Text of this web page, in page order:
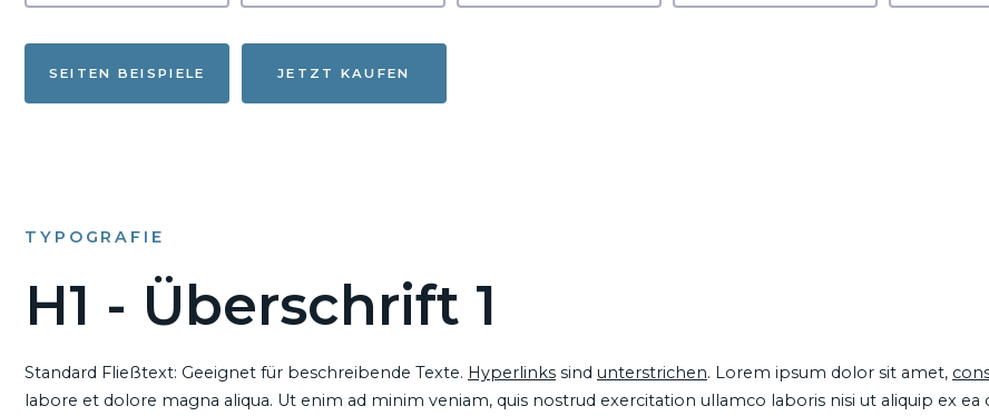
SEITEN BEISPIELE JETZT KAUFEN
TYPOGRAFIE
H1 - Überschrift 1
Standard Fließtext: Geeignet für beschreibende Texte. Hyperlinks sind unterstrichen. Lorem ipsum dolor sit amet,
labore et dolore magna aliqua. Ut enim ad minim veniam, quis nostrud exercitation ullamco laboris nisi ut aliquip ex